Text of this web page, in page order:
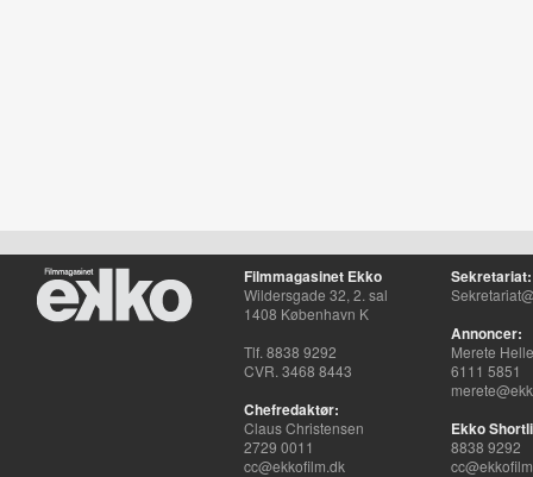
Filmmagasinet Ekko
Wildersgade 32, 2. sal
1408 København K
Tlf. 8838 9292
CVR. 3468 8443
Chefredaktør:
Claus Christensen
2729 0011
cc@ekkofilm.dk
Sekretariat:
Annoncer:
Merete
6111 5851
Ekko
8838 9292